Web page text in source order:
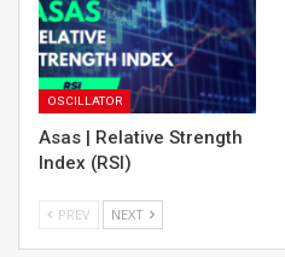
OSCILLATOR
Asas | Relative Strength
Index (RSI)
PREV NEXT